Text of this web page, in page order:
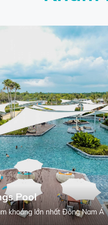
Pool
khoáng lớn nhất Đông Nam Á